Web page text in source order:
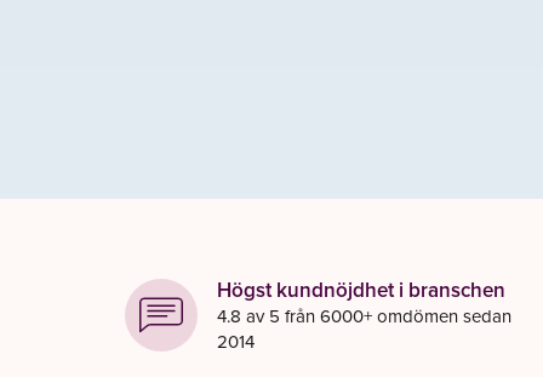
Högst kundnöjdhet i branschen
4.8 av 5 från 6000+ omdömen sedan
2014